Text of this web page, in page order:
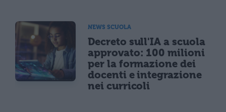
NEWS SCUOLA
Decreto sull'IA a scuola
approvato: 100 milioni
per la formazione dei
docenti e integrazione
nei curricoli